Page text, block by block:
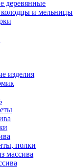
деревянные
колодцы и мельницы
изделия
полки
массива